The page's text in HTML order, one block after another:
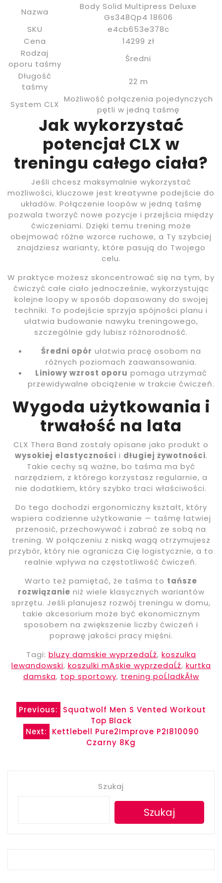
Nazwa
Body Solid Multipress Deluxe
Gs348Qp4 18606
SKU
e4cb653e378c
Cena
14299 zł
Rodzaj
oporu taśmy
Średni
Długość
taśmy
22 m
System CLX
Możliwość połączenia pojedynczych
pętli w jedną taśmę
Jak wykorzystać
potencjał CLX w
treningu całego ciała?
Jeśli chcesz maksymalnie wykorzystać
możliwości, kluczowe jest kreatywne podejście do
układów. Połączenie loopów w jedną taśmę
pozwala tworzyć nowe pozycje i przejścia między
ćwiczeniami. Dzięki temu trening może
obejmować różne wzorce ruchowe, a Ty szybciej
znajdziesz warianty, które pasują do Twojego
celu.
W praktyce możesz skoncentrować się na tym, by
ćwiczyć całe ciało jednocześnie, wykorzystując
kolejne loopy w sposób dopasowany do swojej
techniki. To podejście sprzyja spójności planu i
ułatwia budowanie nawyku treningowego,
szczególnie gdy lubisz różnorodność.
Średni opór ułatwia pracę osobom na
różnych poziomach zaawansowania.
Liniowy wzrost oporu pomaga utrzymać
przewidywalne obciążenie w trakcie ćwiczeń.
Wygoda użytkowania i
trwałość na lata
CLX Thera Band zostały opisane jako produkt o
wysokiej elastyczności i długiej żywotności.
Takie cechy są ważne, bo taśma ma być
narzędziem, z którego korzystasz regularnie, a
nie dodatkiem, który szybko traci właściwości.
Do tego dochodzi ergonomiczny kształt, który
wspiera codzienne użytkowanie — taśmę łatwiej
przenosić, przechowywać i zabrać ze sobą na
trening. W połączeniu z niską wagą otrzymujesz
przybór, który nie ogranicza Cię logistycznie, a to
realnie wpływa na częstotliwość ćwiczeń.
Warto też pamiętać, że taśma to tańsze
rozwiązanie niż wiele klasycznych wariantów
sprzętu. Jeśli planujesz rozwój treningu w domu,
takie akcesorium może być ekonomicznym
sposobem na zwiększenie liczby ćwiczeń i
poprawę jakości pracy mięśni.
Tagi: bluzy damskie wyprzedaĹź, koszulka
lewandowski, koszulki mÄskie wyprzedaĹź, kurtka
damska, top sportowy, trening poĹladkĂłw
Nawigacja
wpisu
Previous:
Squatwolf Men S Vented Workout
Top Black
Next:
Kettlebell Pure2Improve P2I810090
Czarny 8Kg
Szukaj
Szukaj